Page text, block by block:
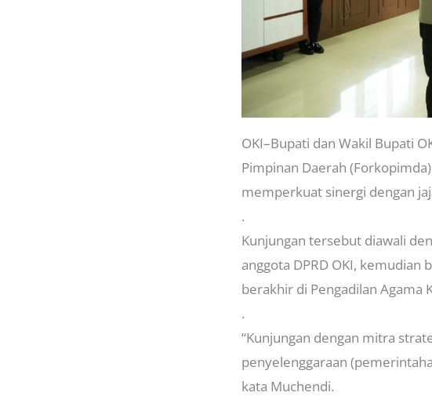
OKI–Bupati dan Wakil Bupati
Pimpinan Daerah
memperkuat sinergi dengan
.
Kunjungan tersebut diawali
anggota DPRD OKI, kemudian
berakhir di Pengadilan Agama
.
“Kunjungan dengan mitra
penyelenggaraan
kata Muchendi.